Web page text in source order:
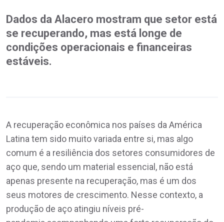
Dados da Alacero mostram que setor está
se recuperando, mas está longe de
condições operacionais e financeiras
estáveis.
A recuperação econômica nos países da América
Latina tem sido muito variada entre si, mas algo
comum é a resiliência dos setores consumidores de
aço que, sendo um material essencial, não está
apenas presente na recuperação, mas é um dos
seus motores de crescimento. Nesse contexto, a
produção de aço atingiu níveis pré-